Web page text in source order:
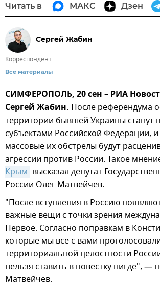
Читать в МАКС Дзен
Сергей Жабин
Корреспондент
Все материалы
СИМФЕРОПОЛЬ, 20 сен – РИА
Сергей Жабин. После референдума
территории бывшей Украины станут
субъектами Российской Федерации,
массовые их обстрелы будут
агрессии против России. Такое
Крым высказал депутат
России Олег Матвейчев.
"После вступления в Россию
важные вещи с точки зрения
Первое. Согласно поправкам в
которые мы все с вами
территориальной целостности
нельзя ставить в повестку нигде", —
Матвейчев.